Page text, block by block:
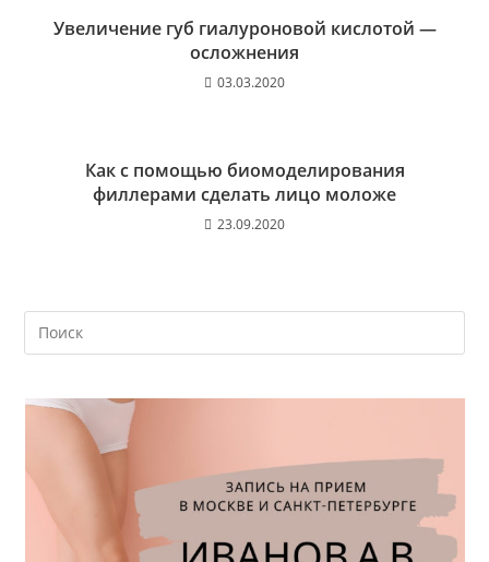
Увеличение губ гиалуроновой кислотой —
осложнения
03.03.2020
Как с помощью биомоделирования
филлерами сделать лицо моложе
23.09.2020